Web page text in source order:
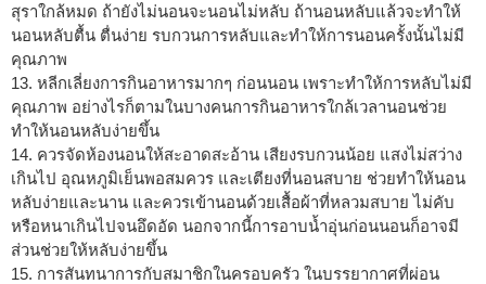
สุราใกล้หมด ถ้ายังไม่นอนจะนอนไม่หลับ ถ้านอนหลับแล้วจะทำให้
นอนหลับตื้น ตื่นง่าย รบกวนการหลับและทำให้การนอนครั้งนั้นไม่มี
คุณภาพ
13. หลีกเลี่ยงการกินอาหารมากๆ ก่อนนอน เพราะทำให้การหลับไม่มี
คุณภาพ อย่างไรก็ตามในบางคนการกินอาหารใกล้เวลานอนช่วย
ทำให้นอนหลับง่ายขึ้น
14. ควรจัดห้องนอนให้สะอาดสะอ้าน เสียงรบกวนน้อย แสงไม่สว่าง
เกินไป อุณหภูมิเย็นพอสมควร และเตียงที่นอนสบาย ช่วยทำให้นอน
หลับง่ายและนาน และควรเข้านอนด้วยเสื้อผ้าที่หลวมสบาย ไม่คับ
หรือหนาเกินไปจนอึดอัด นอกจากนี้การอาบน้ำอุ่นก่อนนอนก็อาจมี
ส่วนช่วยให้หลับง่ายขึ้น
15. การสันทนาการกับสมาชิกในครอบครัว ในบรรยากาศที่ผ่อน